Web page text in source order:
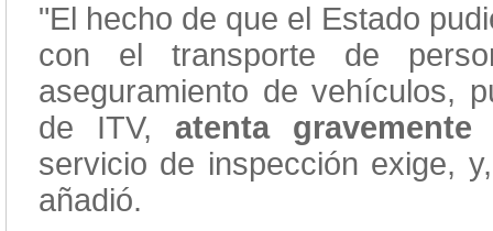
"El hecho de que el Estado
con el transporte de
aseguramiento de vehículos,
de ITV, atenta
servicio de inspección exige,
añadió.